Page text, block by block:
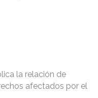
la relación de
afectados por el